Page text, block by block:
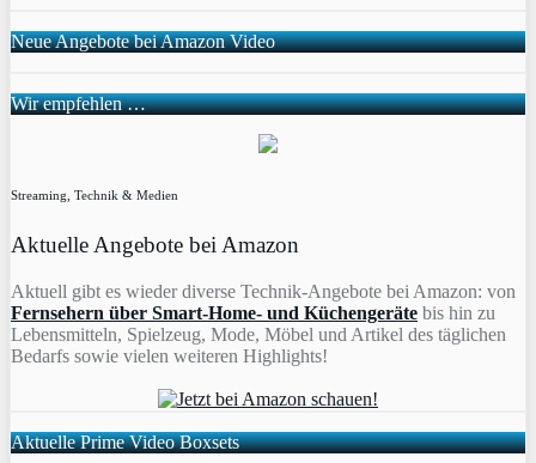
Neue Angebote bei Amazon Video
Wir empfehlen …
Streaming, Technik & Medien
Aktuelle Angebote bei Amazon
Aktuell gibt es wieder diverse Technik-Angebote bei Amazon: von
Fernsehern über Smart-Home- und Küchengeräte bis hin zu
Lebensmitteln, Spielzeug, Mode, Möbel und Artikel des täglichen
Bedarfs sowie vielen weiteren Highlights!
Aktuelle Prime Video Boxsets